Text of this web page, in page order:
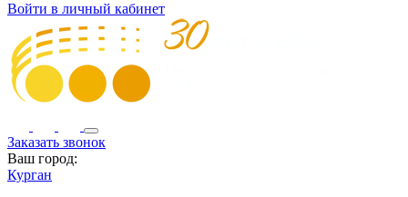
Войти в личный кабинет
Заказать звонок
Ваш город:
Курган